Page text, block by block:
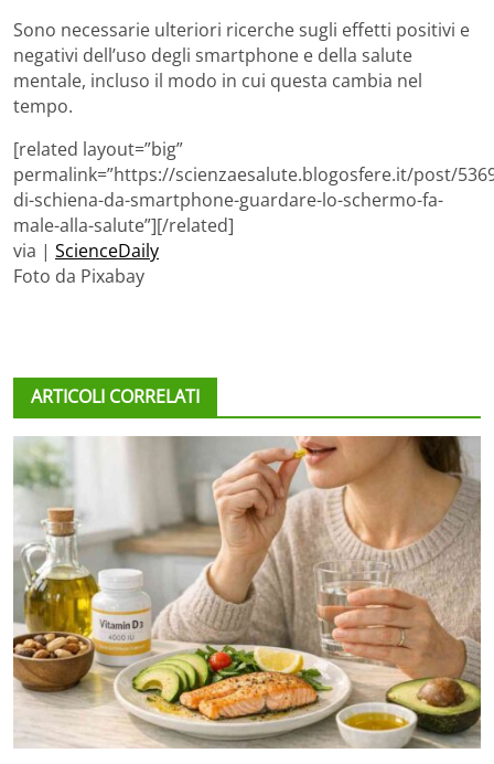
Sono necessarie ulteriori ricerche sugli effetti positivi e
negativi dell’uso degli smartphone e della salute
mentale, incluso il modo in cui questa cambia nel
tempo.
[related layout=”big”
permalink=”https://scienzaesalute.blogosfere.it/post/
di-schiena-da-smartphone-guardare-lo-schermo-fa-
male-alla-salute”][/related]
via | ScienceDaily
Foto da Pixabay
ARTICOLI CORRELATI